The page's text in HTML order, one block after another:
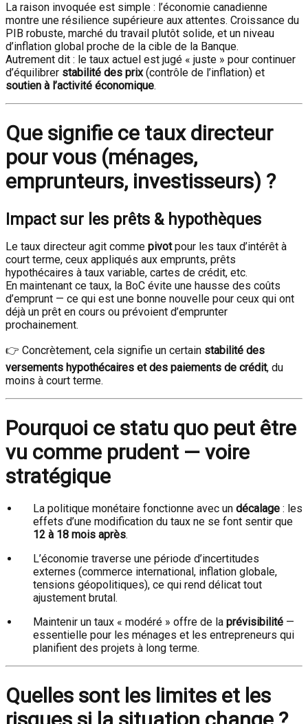
La raison invoquée est simple : l’économie canadienne
montre une résilience supérieure aux attentes. Croissance du
PIB robuste, marché du travail plutôt solide, et un niveau
d’inflation global proche de la cible de la Banque.
Autrement dit : le taux actuel est jugé « juste » pour continuer
d’équilibrer stabilité des prix(contrôle de l’inflation) et
soutien à l’activité économique.
Que signifie ce taux directeur
pour vous (ménages,
emprunteurs, investisseurs) ?
Impact sur les prêts & hypothèques
Le taux directeur agit comme pivotpour les taux d’intérêt à
court terme, ceux appliqués aux emprunts, prêts
hypothécaires à taux variable, cartes de crédit, etc.
En maintenant ce taux, la BoC évite une hausse des coûts
d’emprunt — ce qui est une bonne nouvelle pour ceux qui ont
déjà un prêt en cours ou prévoient d’emprunter
prochainement.
👉 Concrètement, cela signifie un certain stabilité des
versements hypothécaires et des paiements de crédit, du
moins à court terme.
Pourquoi ce statu quo peut être
vu comme prudent — voire
stratégique
La politique monétaire fonctionne avec un décalage : les
effets d’une modification du taux ne se font sentir que
12 à 18 mois après.
L’économie traverse une période d’incertitudes
externes (commerce international, inflation globale,
tensions géopolitiques), ce qui rend délicat tout
ajustement brutal.
Maintenir un taux « modéré » offre de la prévisibilité —
essentielle pour les ménages et les entrepreneurs qui
planifient des projets à long terme.
Quelles sont les limites et les